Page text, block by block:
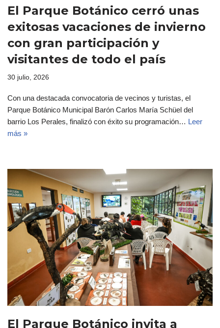
El Parque Botánico cerró unas
exitosas vacaciones de invierno
con gran participación y
visitantes de todo el país
30 julio, 2026
Con una destacada convocatoria de vecinos y turistas, el
Parque Botánico Municipal Barón Carlos María Schüel del
barrio Los Perales, finalizó con éxito su programación… Leer
más »
El Parque Botánico invita a